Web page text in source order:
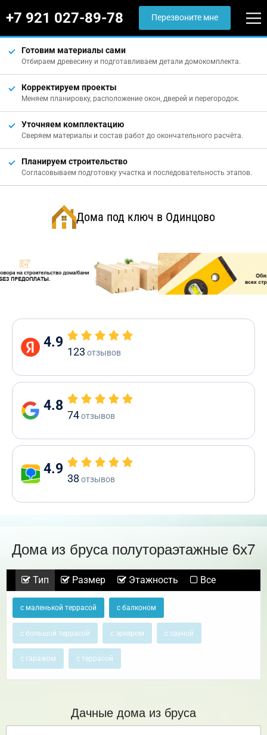
+7 921 027-89-78 Перезвоните мне
Готовим материалы сами
Отбираем древесину и подготавливаем детали домокомплекта.
Корректируем проекты
Меняем планировку, расположение окон, дверей и перегородок.
Уточняем комплектацию
Сверяем материалы и состав работ до окончательного расчёта.
Планируем строительство
Согласовываем подготовку участка и последовательность этапов.
Дома под ключ в Одинцово
4.9
123 отзывов
4.8
74отзывов
4.9
38 отзывов
Дома из бруса полутораэтажные 6х7
Тип Размер Этажность Все
с маленькой террасой с балконом
с большой террасой с эркером с сауной
с гаражом с террасой
Дачные дома из бруса